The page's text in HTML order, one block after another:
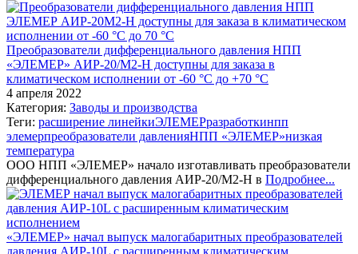
Преобразователи дифференциального давления НПП
«ЭЛЕМЕР» АИР-20/М2-Н доступны для заказа в
климатическом исполнении от -60 °С до +70 °С
4 апреля 2022
Категория: Заводы и производства
Теги: расширение линейкиЭЛЕМЕРразработкинпп
элемерпреобразователи давленияНПП «ЭЛЕМЕР»низкая
температура
ООО НПП «ЭЛЕМЕР» начало изготавливать преобразователи
дифференциального давления АИР-20/М2-Н в Подробнее...
«ЭЛЕМЕР» начал выпуск малогабаритных преобразователей
давления АИР-10L с расширенным климатическим